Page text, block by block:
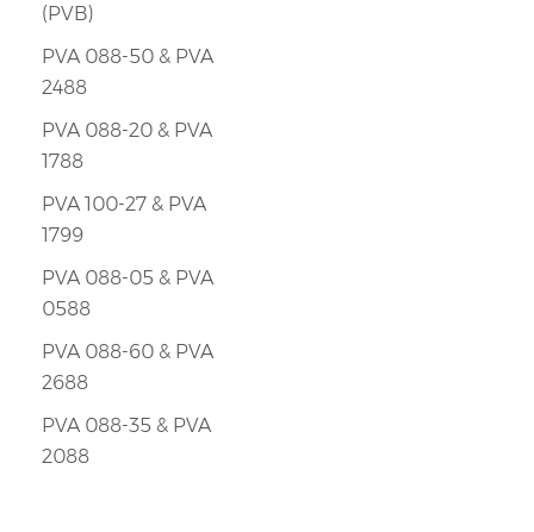
(PVB)
PVA 088-50 & PVA
2488
PVA 088-20 & PVA
1788
PVA 100-27 & PVA
1799
PVA 088-05 & PVA
0588
PVA 088-60 & PVA
2688
PVA 088-35 & PVA
2088